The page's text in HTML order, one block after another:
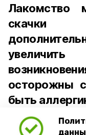
Лакомство
скачки
осторожны
быть
Для